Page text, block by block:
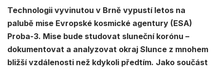
Technologii vyvinutou v Brně vypustí letos na
palubě mise Evropské kosmické agentury (ESA)
Proba-3. Mise bude studovat sluneční korónu –
dokumentovat a analyzovat okraj Slunce z mnohem
bližší vzdálenosti než kdykoli předtím. Jako součást